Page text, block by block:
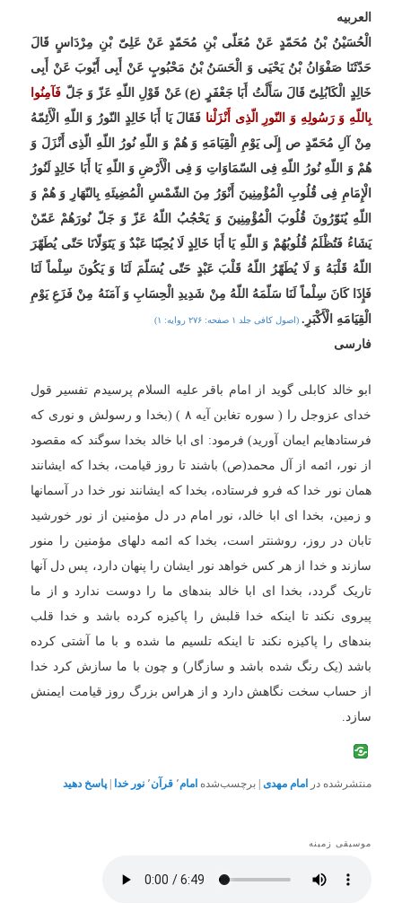
العربیه
الْحُسَیْنُ بْنُ مُحَمّدٍ عَنْ مُعَلّى بْنِ مُحَمّدٍ عَنْ عَلِیّ بْنِ مِرْدَاسٍ قَالَ
حَدّثَنَا صَفْوَانُ بْنُ یَحْیَى وَ الْحَسَنُ بْنُ مَحْبُوبٍ عَنْ أَبِی أَیّوبَ عَنْ أَبِی
خَالِدٍ الْکَابُلِیّ قَالَ سَأَلْتُ أَبَا جَعْفَرٍ (ع) عَنْ قَوْلِ اللّهِ عَزّ وَ جَلّ فَآمِنُوا
بِاللّهِ وَ رَسُولِهِ وَ النّورِ الّذِی أَنْزَلْنا فَقَالَ یَا أَبَا خَالِدٍ النّورُ وَ اللّهِ الْأَئِمّهُ
مِنْ آلِ مُحَمّدٍ ص إِلَى یَوْمِ الْقِیَامَهِ وَ هُمْ وَ اللّهِ نُورُ اللّهِ الّذِی أَنْزَلَ وَ
هُمْ وَ اللّهِ نُورُ اللّهِ فِی السّمَاوَاتِ وَ فِی الْأَرْضِ وَ اللّهِ یَا أَبَا خَالِدٍ لَنُورُ
الْإِمَامِ فِی قُلُوبِ الْمُؤْمِنِینَ أَنْوَرُ مِنَ الشّمْسِ الْمُضِیئَهِ بِالنّهَارِ وَ هُمْ وَ
اللّهِ یُنَوّرُونَ قُلُوبَ الْمُؤْمِنِینَ وَ یَحْجُبُ اللّهُ عَزّ وَ جَلّ نُورَهُمْ عَمّنْ
یَشَاءُ فَتُظْلَمُ قُلُوبُهُمْ وَ اللّهِ یَا أَبَا خَالِدٍ لَا یُحِبّنَا عَبْدٌ وَ یَتَوَلّانَا حَتّى یُطَهّرَ
اللّهُ قَلْبَهُ وَ لَا یُطَهّرُ اللّهُ قَلْبَ عَبْدٍ حَتّى یُسَلّمَ لَنَا وَ یَکُونَ سِلْماً لَنَا
فَإِذَا کَانَ سِلْماً لَنَا سَلّمَهُ اللّهُ مِنْ شَدِیدِ الْحِسَابِ وَ آمَنَهُ مِنْ فَزَعِ یَوْمِ
الْقِیَامَهِ الْأَکْبَرِ. (اصول کافى جلد ۱ صفحه: ۲۷۶ روایه: ۱)
فارسی
ابو خالد کابلی گوید از امام باقر علیه السلام پرسیدم تفسیر قول
خدای عزوجل را ( سوره تغابن آیه ۸ ) (بخدا و رسولش و نوری که
فرستاده‏ایم ایمان آورید) فرمود: ای ابا خالد بخدا سوگند که مقصود
از نور، ائمه از آل محمد(ص) باشند تا روز قیامت، بخدا که ایشانند
همان نور خدا که فرو فرستاده، بخدا که ایشانند نور خدا در آسمانها
و زمین، بخدا ای ابا خالد، نور امام در دل مؤمنین از نور خورشید
تابان در روز، روشن‏تر است، بخدا که ائمه دلهای مؤمنین را منور
سازند و خدا از هر کس خواهد نور ایشان را پنهان دارد، پس دل آنها
تاریک گردد، بخدا ای ابا خالد بنده‏ای ما را دوست ندارد و از ما
پیروی نکند تا اینکه خدا قلبش را پاکیزه کرده باشد و خدا قلب
بنده‏ای را پاکیزه نکند تا اینکه تلسیم ما شده و با ما آشتی کرده
باشد (یک رنگ شده باشد و سازگار) و چون با ما سازش کرد خدا
از حساب سخت نگاهش دارد و از هراس بزرگ روز قیامت ایمنش
سازد.
منتشرشده در امام مهدی |برچسب‌شده امام٬ قرآن٬ نور خدا |پاسخ دهید
موسیقی زمینه